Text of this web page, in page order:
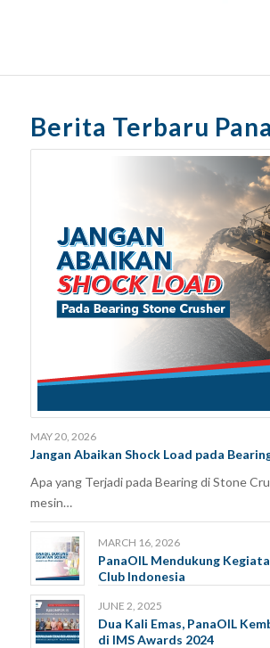
Berita Terbaru
MAY 20, 2026
Jangan Abaikan Shock Load pada
Apa yang Terjadi pada Bearing di Stone
mesin…
MARCH 16, 2026
PanaOIL Mendukung
Club Indonesia
JUNE 2, 2025
Dua Kali Emas, PanaOIL
di IMS Awards 2024